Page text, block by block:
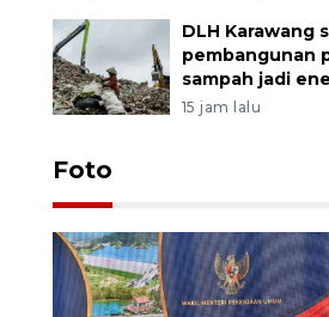
DLH Karawang
pembangunan
sampah jadi
15 jam lalu
Foto